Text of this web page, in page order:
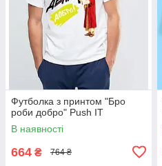
Футболка з принтом "Бро
роби добро" Push IT
В наявності
664 ₴ 764 ₴